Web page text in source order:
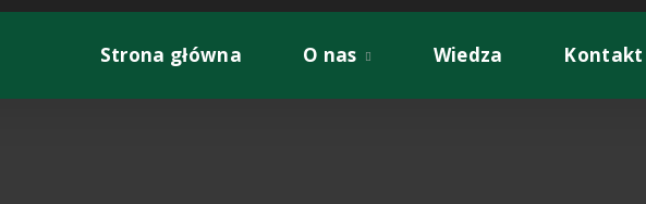
Strona główna O nas Wiedza Kontakt